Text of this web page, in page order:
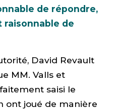
de répondre,
raisonnable de
David Revault
MM. Valls et
saisi le
ont joué de manière